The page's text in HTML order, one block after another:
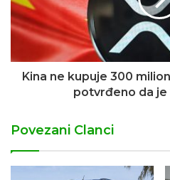
Kina ne kupuje 300
potvrđeno da je
Povezani Clanci